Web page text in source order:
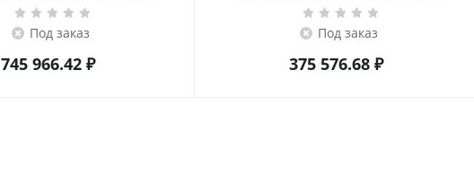
Под заказ
745 966.42₽
Под заказ
375 576.68₽